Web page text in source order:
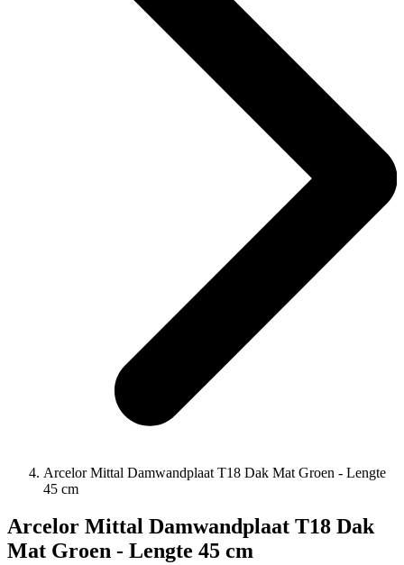
Arcelor Mittal Damwandplaat T18 Dak Mat Groen - Lengte
45 cm
Arcelor Mittal Damwandplaat T18 Dak
Mat Groen - Lengte 45 cm